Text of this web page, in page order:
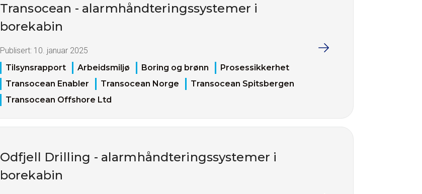
Transocean - alarmhåndteringssystemer i
borekabin
Publisert: 10. januar 2025
Tilsynsrapport
Arbeidsmiljø Boring og brønn
Prosessikkerhet
Transocean Enabler
Transocean Norge
Transocean Spitsbergen
Transocean Offshore Ltd
Odfjell Drilling - alarmhåndteringssystemer i
borekabin